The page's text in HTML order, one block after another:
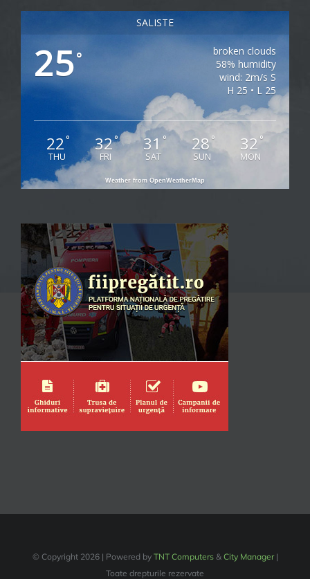
SALISTE
25°
broken clouds
58% humidity
wind: 2m/s S
H 25 • L 25
22°
THU
32°
FRI
31°
SAT
28 °
SUN
32 °
MON
Weather from OpenWeatherMap
© Copyright 2026 | Powered by TNT Computers& City Manager|
Toate drepturile rezervate